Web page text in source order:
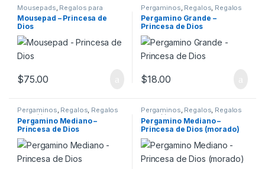
Mousepads Regalos para
oficina
Mousepad – Princesa de
Dios
$75.00
Pergaminos Regalos Regalos
para el hogar
Pergamino Grande –
Princesa de Dios
$18.00
Pergaminos, Regalos, Regalos
para el hogar
Pergamino Mediano –
Princesa de Dios
Pergaminos, Regalos, Regalos
para el hogar
Pergamino Mediano –
Princesa de Dios (morado)